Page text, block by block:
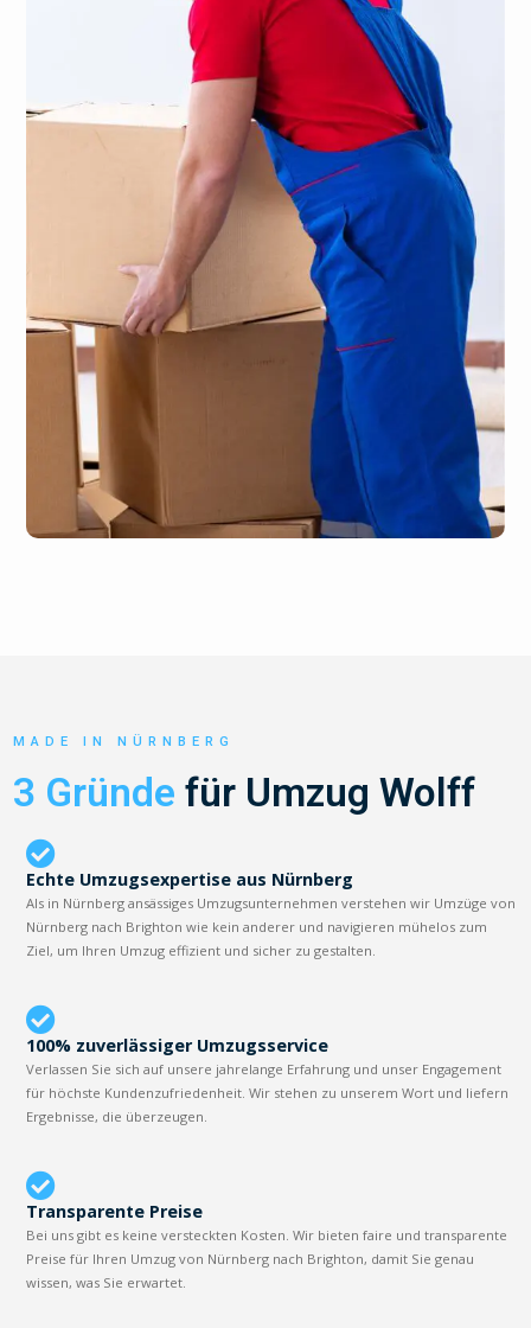
MADE IN NÜRNBERG
3 Gründe für Umzug Wolff
Echte Umzugsexpertise aus Nürnberg
Als in Nürnberg ansässiges Umzugsunternehmen verstehen wir Umzüge von
Nürnberg nach Brighton wie kein anderer und navigieren mühelos zum
Ziel, um Ihren Umzug effizient und sicher zu gestalten.
100% zuverlässiger Umzugsservice
Verlassen Sie sich auf unsere jahrelange Erfahrung und unser Engagement
für höchste Kundenzufriedenheit. Wir stehen zu unserem Wort und liefern
Ergebnisse, die überzeugen.
Transparente Preise
Bei uns gibt es keine versteckten Kosten. Wir bieten faire und transparente
Preise für Ihren Umzug von Nürnberg nach Brighton, damit Sie genau
wissen, was Sie erwartet.